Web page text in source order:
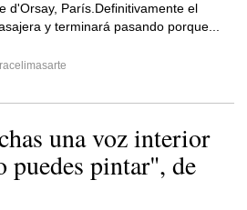
d'Orsay, París.Definitivamente el
y terminará pasando porque...
una voz interior
puedes pintar", de